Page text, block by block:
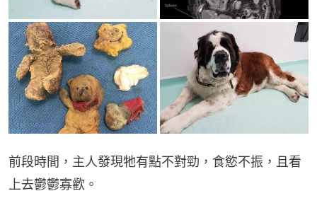
前段時間，主人發現牠有點不對勁，食慾不振，且看
上去鬱鬱寡歡。